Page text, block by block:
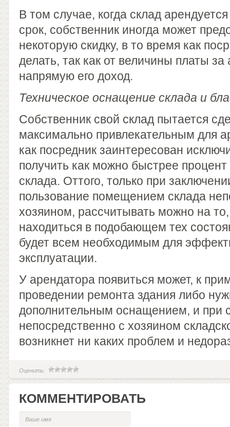
В том случае, когда склад
срок, собственник иногда может
некоторую скидку, в то время как
делать, так как от величины платы за
напрямую его доход.
Техническое оснащение склада и
Собственник свой склад пытается
максимально привлекательным для
как посредник заинтересован
получить как можно быстрее процент
склада. Оттого, только при
пользование помещением склада
хозяином, рассчитывать можно на то,
находиться в подобающем тех
будет всем необходимым для
эксплуатации.
У арендатора появиться может, к
проведении ремонта здания либо
дополнительным оснащением, и при
непосредственно с хозяином
возникнет ни каких проблем и
Оценить:
КОММЕНТИРОВАТЬ